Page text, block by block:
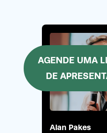
AGENDE UMA
DE
Alan Pakes